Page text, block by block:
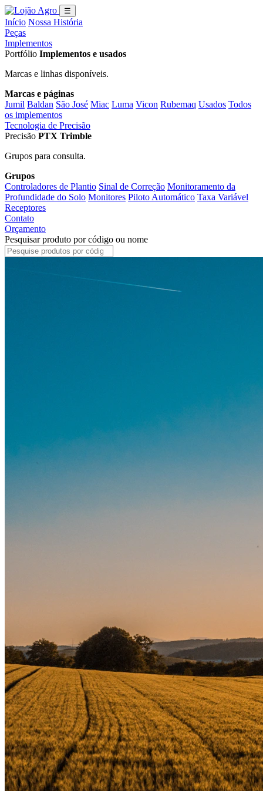
☰
Início Nossa História
Peças
Implementos
Portfólio Implementos e usados
Marcas e linhas disponíveis.
Marcas e páginas
Jumil Baldan São José Miac Luma Vicon Rubemaq Usados Todos
os implementos
Tecnologia de Precisão
Precisão PTX Trimble
Grupos para consulta.
Grupos
Controladores de Plantio Sinal de Correção Monitoramento da
Profundidade do Solo Monitores Piloto Automático Taxa Variável
Receptores
Contato
Orçamento
Pesquisar produto por código ou nome